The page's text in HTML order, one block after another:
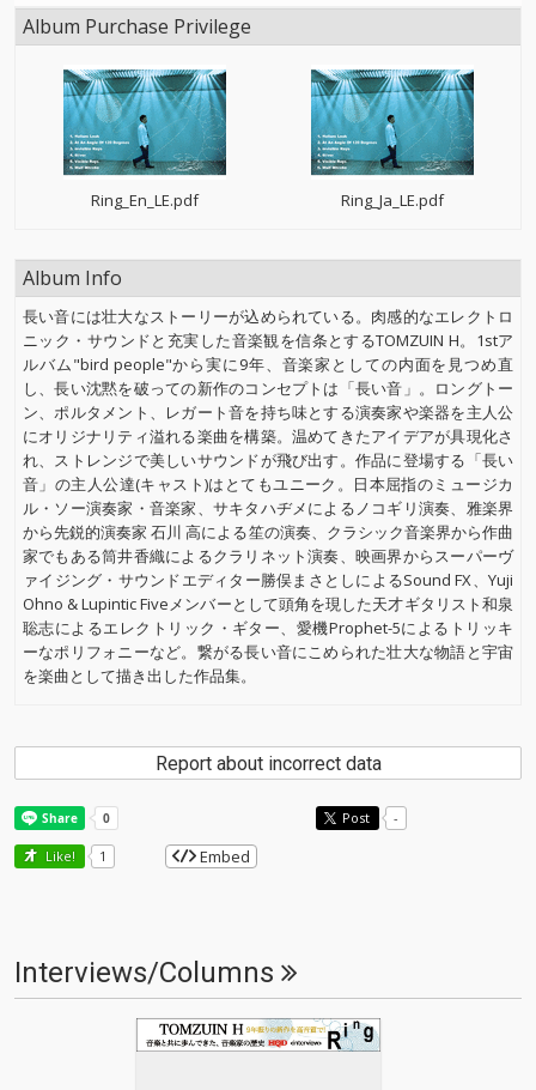
Album Purchase Privilege
Ring_En_LE.pdf Ring_Ja_LE.pdf
Album Info
長い音には壮大なストーリーが込められている。肉感的なエレクトロ
ニック・サウンドと充実した音楽観を信条とするTOMZUIN H。1stア
ルバム"bird people"から実に9年、音楽家としての内面を見つめ直
し、長い沈黙を破っての新作のコンセプトは「長い音」。ロングトー
ン、ポルタメント、レガート音を持ち味とする演奏家や楽器を主人公
にオリジナリティ溢れる楽曲を構築。温めてきたアイデアが具現化さ
れ、ストレンジで美しいサウンドが飛び出す。作品に登場する「長い
音」の主人公達(キャスト)はとてもユニーク。日本屈指のミュージカ
ル・ソー演奏家・音楽家、サキタハヂメによるノコギリ演奏、雅楽界
から先鋭的演奏家 石川 高による笙の演奏、クラシック音楽界から作曲
家でもある筒井香織によるクラリネット演奏、映画界からスーパーヴ
ァイジング・サウンドエディター勝俣まさとしによるSound FX、Yuji
Ohno & Lupintic Fiveメンバーとして頭角を現した天才ギタリスト和泉
聡志によるエレクトリック・ギター、愛機Prophet-5によるトリッキ
ーなポリフォニーなど。繋がる長い音にこめられた壮大な物語と宇宙
を楽曲として描き出した作品集。
Report about incorrect data
Post -
Like! 1 Embed
Interviews/Columns